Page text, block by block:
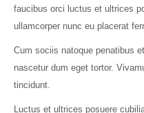
faucibus orci luctus et ultrices
ullamcorper nunc eu placerat
Cum sociis natoque penatibus
nascetur dum eget tortor.
tincidunt.
Luctus et ultrices posuere